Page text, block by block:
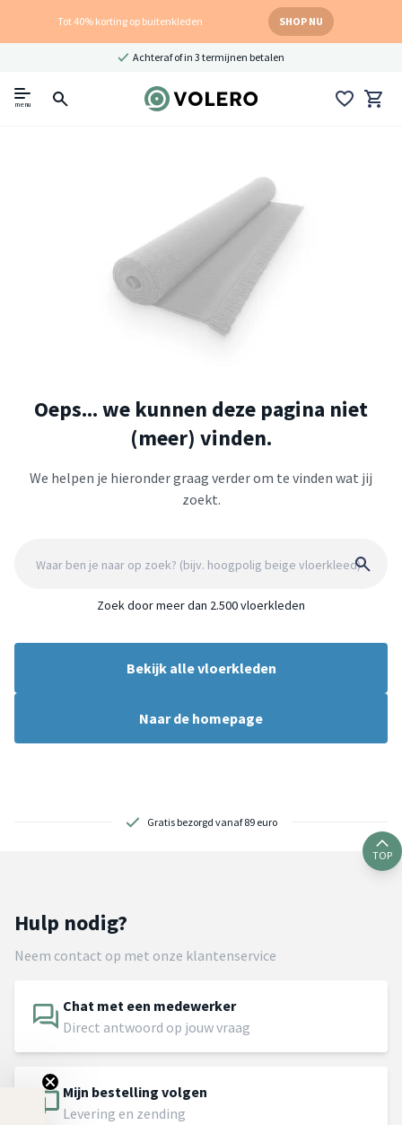
Tot 40% korting op buitenkleden SHOP NU
Achteraf of in 3 termijnen betalen
menu
Oeps... we kunnen deze pagina niet
(meer) vinden.
We helpen je hieronder graag verder om te vinden wat jij
zoekt.
Zoek door meer dan 2.500 vloerkleden
Bekijk alle vloerkleden
Naar de homepage
Gratis bezorgd vanaf 89 euro
TOP
Hulp nodig?
Neem contact op met onze klantenservice
Chat met een medewerker
Direct antwoord op jouw vraag
Mijn bestelling volgen
Levering en zending